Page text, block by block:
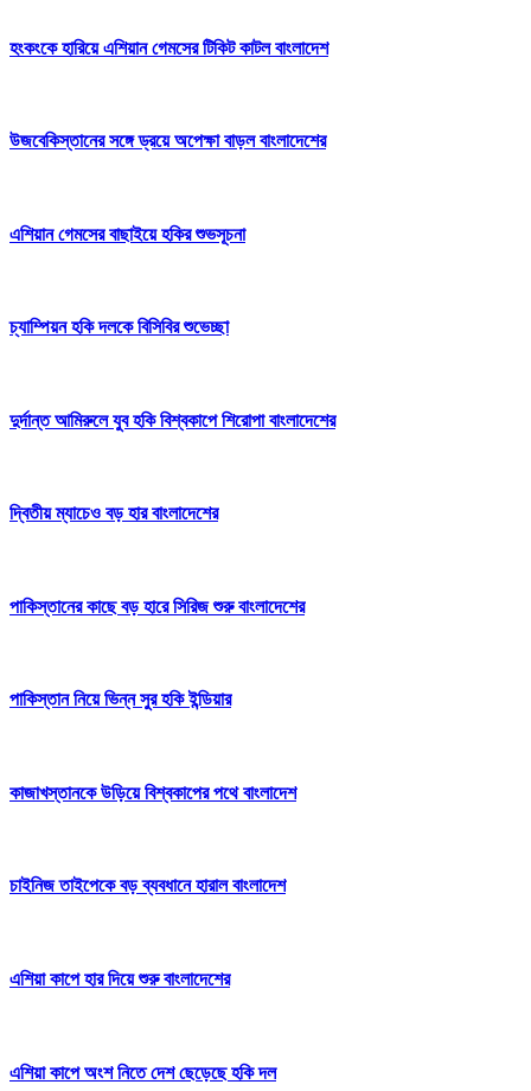
হংকংকে হারিয়ে এশিয়ান গেমসের টিকিট কাটল বাংলাদেশ
উজবেকিস্তানের সঙ্গে ড্রয়ে অপেক্ষা বাড়ল বাংলাদেশের
এশিয়ান গেমসের বাছাইয়ে হকির শুভসূচনা
চ্যাম্পিয়ন হকি দলকে বিসিবির শুভেচ্ছা
দুর্দান্ত আমিরুলে যুব হকি বিশ্বকাপে শিরোপা বাংলাদেশের
দ্বিতীয় ম্যাচেও বড় হার বাংলাদেশের
পাকিস্তানের কাছে বড় হারে সিরিজ শুরু বাংলাদেশের
পাকিস্তান নিয়ে ভিন্ন সুর হকি ইন্ডিয়ার
কাজাখস্তানকে উড়িয়ে বিশ্বকাপের পথে বাংলাদেশ
চাইনিজ তাইপেকে বড় ব্যবধানে হারাল বাংলাদেশ
এশিয়া কাপে হার দিয়ে শুরু বাংলাদেশের
এশিয়া কাপে অংশ নিতে দেশ ছেড়েছে হকি দল